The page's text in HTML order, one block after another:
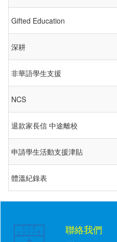
Gifted Education
深耕
非華語學生支援
NCS
退款家長信 中途離校
申請學生活動支援津貼
體溫紀錄表
聯絡我們